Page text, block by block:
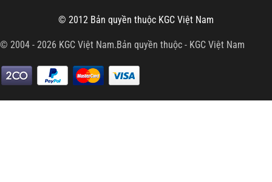
© 2012 Bản quyền thuộc KGC Việt Nam
© 2004 - 2026 KGC Việt Nam.Bản quyền thuộc - KGC Việt Nam